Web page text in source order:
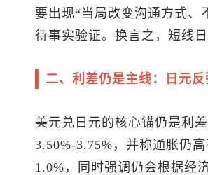
要出现“当局改变沟通方式
待事实验证。换言之，短线
二、利差仍是主线：日元
美元兑日元的核心锚仍是利差
3.50%-3.75%，并称通胀仍高
1.0%，同时强调仍会根据经